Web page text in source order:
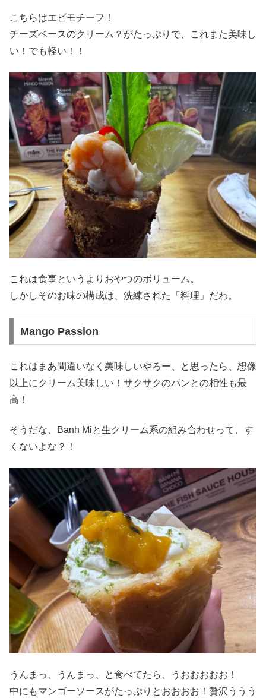
こちらはエビモチーフ！
チーズベースのクリーム？がたっぷりで、これまた美味し
い！でも軽い！！
これは食事というよりおやつのボリューム。
しかしそのお味の構成は、洗練された「料理」だわ。
Mango Passion
これはまあ間違いなく美味しいやろー、と思ったら、想像
以上にクリーム美味しい！サクサクのパンとの相性も最
高！
そうだな、Banh Miと生クリーム系の組み合わせって、す
くないよな？！
うんまっ、うんまっ、と食べてたら、うおおおおお！
中にもマンゴーソースがたっぷりとおおおお！贅沢ううう